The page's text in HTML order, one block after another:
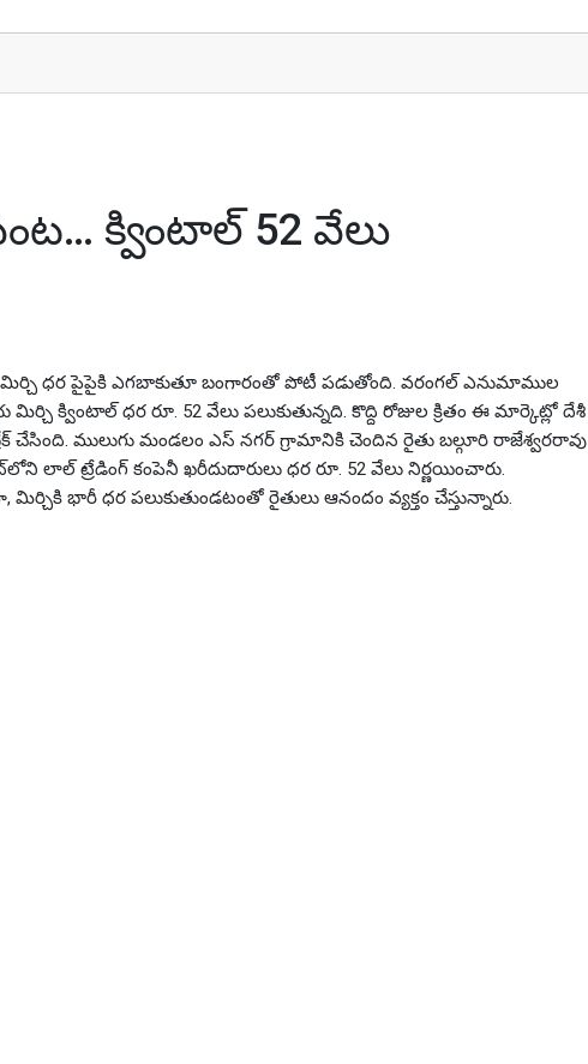
క్వింటాల్ 52 వేలు
మిర్చి ధర పైపైకి ఎగబాకుతూ బంగారంతో పోటీ పడుతోంది. వరంగల్‌ ఎనుమాముల
క్వింటాల్‌ ధర రూ. 52 వేలు పలుకుతున్నది. కొద్ది రోజుల క్రితం ఈ మార్కెట్లో దేశీ
చేసింది. ములుగు మండలం ఎస్ నగర్ గ్రామానికి చెందిన రైతు బల్గూరి రాజేశ్వరరావు
లాల్ ట్రేడింగ్ కంపెనీ ఖరీదుదారులు ధర రూ. 52 వేలు నిర్ణయించారు.
భారీ ధర పలుకుతుండటంతో రైతులు ఆనందం వ్యక్తం చేస్తున్నారు.